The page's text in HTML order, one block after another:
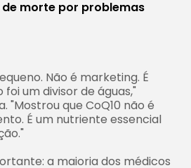
de morte por problemas
Não é marketing. É
foi um divisor de águas,"
"Mostrou que CoQ10 não é
É um nutriente essencial
a maioria dos médicos